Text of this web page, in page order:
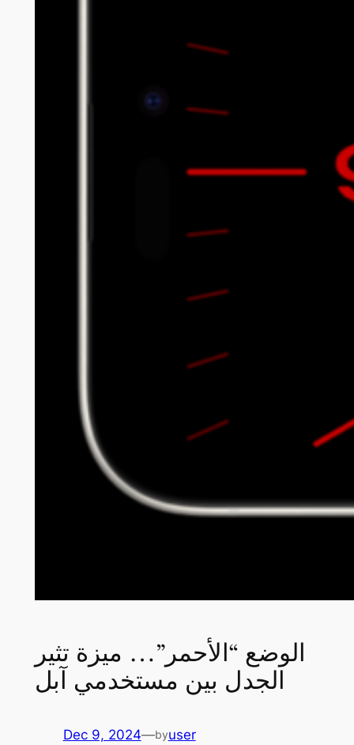
الوضع “الأحمر”… ميزة تثير
Dec 9, 2024—byuser